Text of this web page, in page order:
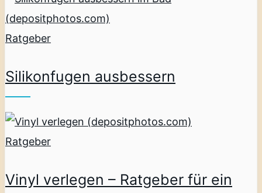
Ratgeber
Silikonfugen ausbessern
Ratgeber
Vinyl verlegen – Ratgeber für ein